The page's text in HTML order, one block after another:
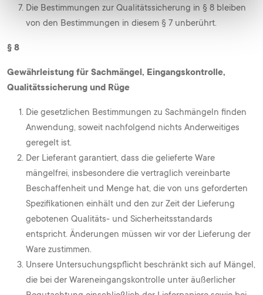
Die Bestimmungen zur Qualitätssicherung in § 8 bleiben
von den Bestimmungen in diesem § 7 unberührt.
§ 8
Gewährleistung für Sachmängel, Eingangskontrolle,
Qualitätssicherung und Rüge
Die gesetzlichen Bestimmungen zu Sachmängeln finden
Anwendung, soweit nachfolgend nichts Anderweitiges
geregelt ist.
Der Lieferant garantiert, dass die gelieferte Ware
mängelfrei, insbesondere die vertraglich vereinbarte
Beschaffenheit und Menge hat, die von uns geforderten
Spezifikationen einhält und den zur Zeit der Lieferung
gebotenen Qualitäts- und Sicherheitsstandards
entspricht. Änderungen müssen wir vor der Lieferung der
Ware zustimmen.
Unsere Untersuchungspflicht beschränkt sich auf Mängel,
die bei der Wareneingangskontrolle unter äußerlicher